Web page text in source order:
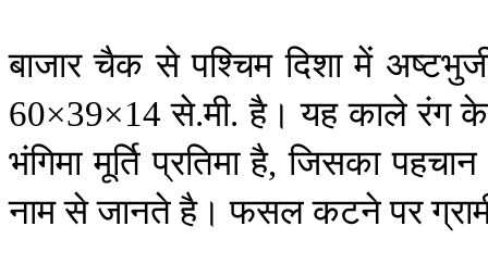
बाजार चैक से पश्चिम दिशा में
60×39×14से.मी.है। यह काले रंग के
भंगिमा मूर्ति प्रतिमा है,जिसका पहचान
नामसेजानतेहै। फसलकटनेपर